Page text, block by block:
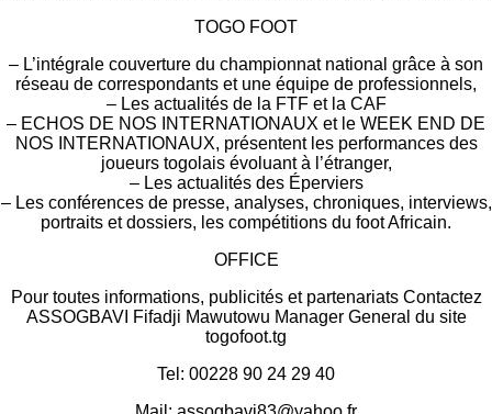
TOGO FOOT
– L’intégrale couverture du championnat national grâce à son
réseau de correspondants et une équipe de professionnels,
– Les actualités de la FTF et la CAF
– ECHOS DE NOS INTERNATIONAUX et le WEEK END DE
NOS INTERNATIONAUX, présentent les performances des
joueurs togolais évoluant à l’étranger,
– Les actualités des Éperviers
– Les conférences de presse, analyses, chroniques, interviews,
portraits et dossiers, les compétitions du foot Africain.
OFFICE
Pour toutes informations, publicités et partenariats Contactez
ASSOGBAVI Fifadji Mawutowu Manager General du site
togofoot.tg
Tel: 00228 90 24 29 40